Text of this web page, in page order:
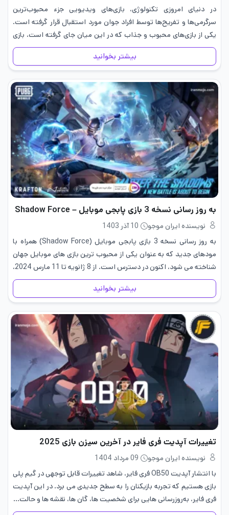
در دنیای امروزی تکنولوژی، بازی‌های ویدیویی جزء محبوب‌ترین
سرگرمی‌ها و تفریح‌ها توسط افراد جوان مورد استقبال قرار گرفته است.
یکی از بازی‌های محبوب و جذاب که در این میان جای گرفته است، بازی
هی دی پول می‌باشد. در این مقاله…
بیشتر بخوانید
به روز رسانی نسخه 3 بازی پابجی موبایل – Shadow Force
نویسنده ایران موجو
10 آذر 1403
به روز رسانی نسخه 3 بازی پابجی موبایل (Shadow Force) همراه با
مودهای جدید که به عنوان یکی از محبوب ترین بازی های موبایل جهان
شناخته می شود، اکنون در دسترس است. از 8 ژانویه تا 11 مارس 2024،
گیمرها…
بیشتر بخوانید
تغییرات آپدیت فری فایر در آخرین سیزن بازی 2025
نویسنده ایران موجو
09 مرداد 1404
با انتشار آپدیت OB50 فری فایر، شاهد تغییرات قابل توجهی در گیم پلی
بازی هستیم که تجربه بازیکنان را به سطح جدیدی می برد. در این آپدیت
فری فایر، به‌روزرسانی هایی برای شخصیت ها، گان ها، نقشه ها و حالت…